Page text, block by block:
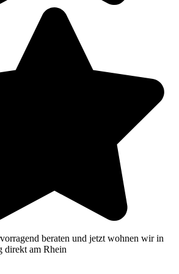
beraten und jetzt wohnen wir in
direkt am Rhein